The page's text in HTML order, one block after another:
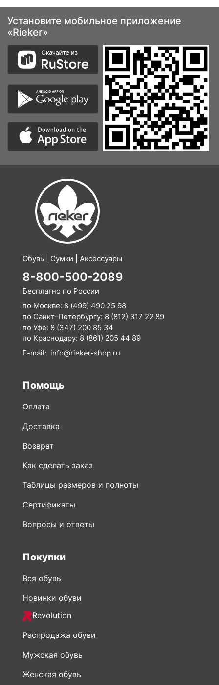
Установите мобильное приложение
«Rieker»
Обувь | Сумки | Аксессуары
8-800-500-2089
Бесплатно по России
по Москве: 8 (499) 490 25 98
по Санкт-Петербургу: 8 (812) 317 22 89
по Уфе: 8 (347) 200 85 34
по Краснодару: 8 (861) 205 44 89
E-mail: info@rieker-shop.ru
Помощь
Оплата
Доставка
Возврат
Как сделать заказ
Таблицы размеров и полноты
Сертификаты
Вопросы и ответы
Покупки
Вся обувь
Новинки обуви
Revolution
Распродажа обуви
Мужская обувь
Женская обувь